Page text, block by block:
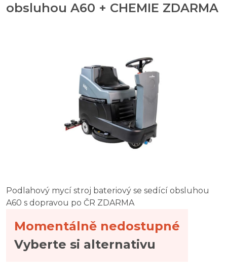
obsluhou A60 + CHEMIE ZDARMA
Podlahový mycí stroj bateriový se sedící obsluhou
A60 s dopravou po ČR ZDARMA
Momentálně nedostupné
Vyberte si alternativu